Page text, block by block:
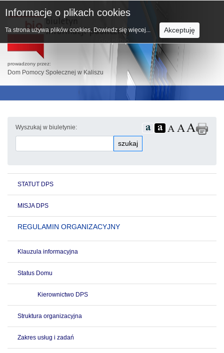
prowadzony przez:
Dom Pomocy Społecznej w Kaliszu
Wyszukaj w biuletynie:
szukaj
STATUT DPS
MISJA DPS
REGULAMIN ORGANIZACYJNY
Klauzula informacyjna
Status Domu
Kierownictwo DPS
Struktura organizacyjna
Zakres usług i zadań
Informacje o plikach cookies
Ta strona używa plików cookies. Dowiedz się więcej... Akceptuję